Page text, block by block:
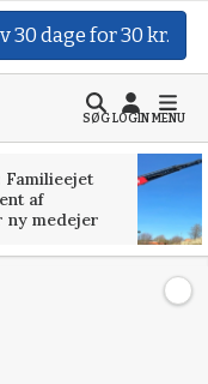
30 dage for 30 kr.
SØGLOGINMENU
af
ny medejer